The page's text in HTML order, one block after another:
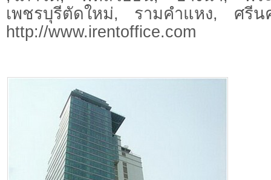
เพชรบุรีตัดใหม่, รามคำแหง, ศ
http://www.irentoffice.com